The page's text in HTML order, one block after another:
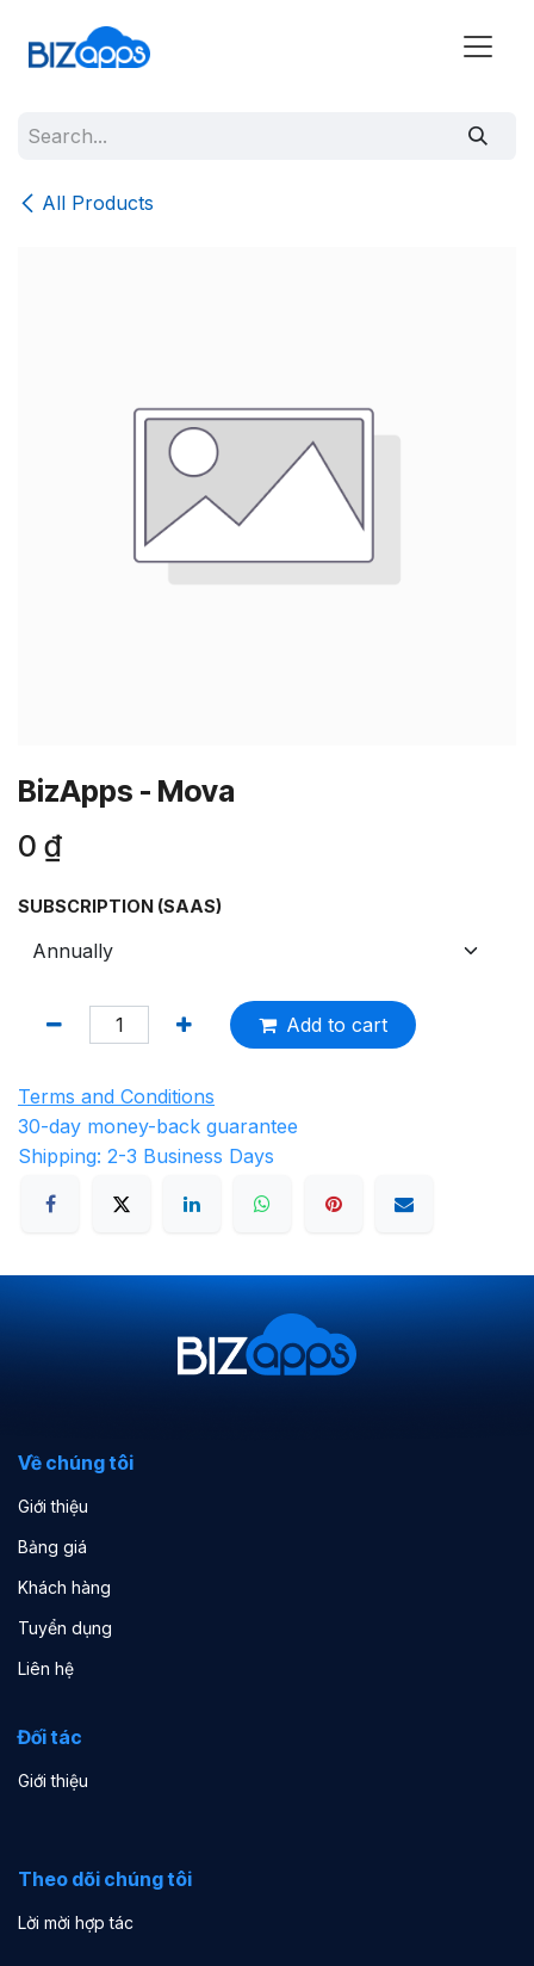
All Products
BizApps - Mova
0 ₫
SUBSCRIPTION (SAAS)
Add to cart
Terms and Conditions
30-day money-back guarantee
Shipping: 2-3 Business Days
Về chúng tôi
Giới thiệu
Bảng giá
Khách hàng
Tuyển dụng
Liên hệ
Đối tác
Giới thiệu
Theo dõi chúng tôi
Lời mời hợp tác